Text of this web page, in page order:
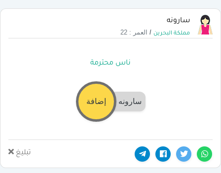
سارونه
مملكة البحرين / العمر : 22
ناس محترمة
سارونه إضافة
تبليغ